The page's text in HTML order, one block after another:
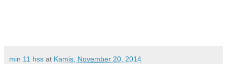
min 11 hss at Kamis, November 20, 2014